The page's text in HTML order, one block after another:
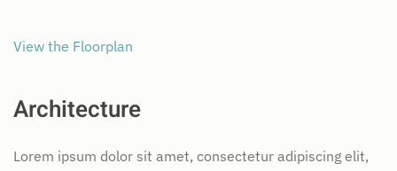
View the Floorplan
Architecture
Lorem ipsum dolor sit amet, consectetur adipiscing elit,